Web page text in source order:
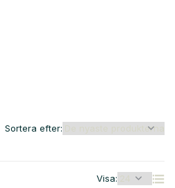
Visa:
Sortera efter: